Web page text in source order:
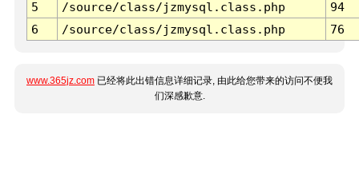
5
/source/class/jzmysql.class.php
94
6
/source/class/jzmysql.class.php 76
www.365jz.com 已经将此出错信息详细记录, 由此给您带来的访问不便我
们深感歉意.